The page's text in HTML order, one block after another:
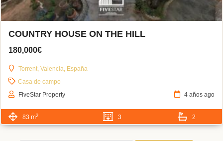
COUNTRY HOUSE ON THE HILL
180,000€
Torrent, Valencia, España
Casa de campo
FiveStar Property
4 años ago
83 m2 3 2